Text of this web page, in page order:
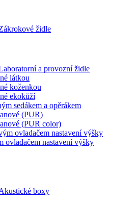
židle
a provozní židle
látkou
koženkou
ekokůží
sedákem a opěrákem
(PUR)
(PUR color)
ovladačem nastavení výšky
ovladačem nastavení výšky
boxy